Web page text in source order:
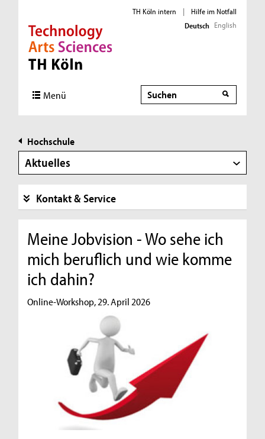
Direkt zur Hauptnavigation
Direkt zur Subnavigation
Direkt zum Inhalt
Direkt zum Fußbereich
TH Köln intern |
Hilfe im Notfall
Deutsch English
Menü Suche
Hochschule
Aktuelles
Kontakt & Service
Meine Jobvision - Wo sehe ich
mich beruflich und wie komme
ich dahin?
Online-Workshop, 29. April 2026